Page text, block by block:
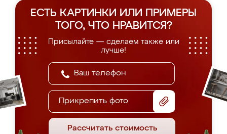
ЕСТЬ КАРТИНКИ ИЛИ ПРИМЕРЫ
ТОГО, ЧТО НРАВИТСЯ?
Присылайте — сделаем также или
лучше!
Прикрепить фото
Рассчитать стоимость